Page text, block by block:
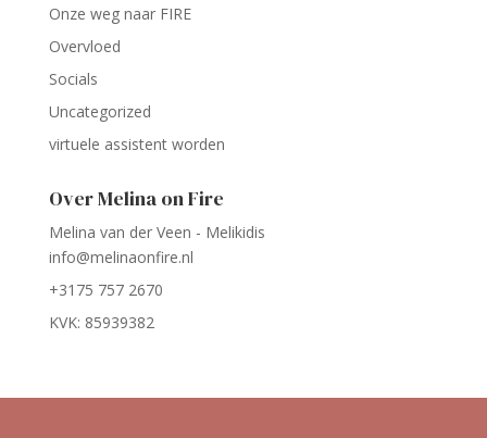
Onze weg naar FIRE
Overvloed
Socials
Uncategorized
virtuele assistent worden
Over Melina on Fire
Melina van der Veen - Melikidis
info@melinaonfire.nl
+3175 757 2670
KVK: 85939382